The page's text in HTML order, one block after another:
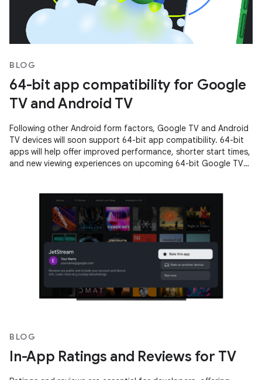
BLOG
64-bit app compatibility for Google
TV and Android TV
Following other Android form factors, Google TV and Android
TV devices will soon support 64-bit app compatibility. 64-bit
apps will help offer improved performance, shorter start times,
and new viewing experiences on upcoming 64-bit Google TV
BLOG
In-App Ratings and Reviews for TV